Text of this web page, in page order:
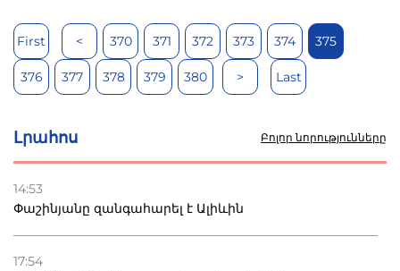
First < 370 371 372 373 374 375
376 377 378 379 380 > Last
Լրահոս Բոլոր նորությունները
14:53
Փաշինյանը զանգահարել է Ալիևին
17:54